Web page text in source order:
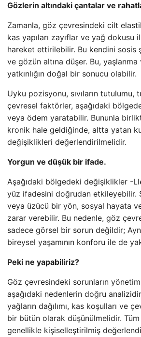
Gözlerin altındaki çantalar ve
Zamanla, göz çevresindeki cilt
kas yapıları zayıflar ve yağ dokusu
hareket ettirilebilir. Bu kendini sosis
ve gözün altına düşer. Bu,
yatkınlığın doğal bir sonucu olabilir.
Uyku pozisyonu, sıvıların tutulumu,
çevresel faktörler, aşağıdaki
veya ödem yaratabilir. Bununla
kronik hale geldiğinde, altta yatan
değişiklikleri değerlendirilmelidir.
Yorgun ve düşük bir ifade.
Aşağıdaki bölgedeki değişiklikler -
yüz ifadesini doğrudan etkileyebilir.
veya üzücü bir yön, sosyal hayata
zarar verebilir. Bu nedenle, göz
sadece görsel bir sorun değildir;
bireysel yaşamının konforu ile de
Peki ne yapabiliriz?
Göz çevresindeki sorunların
aşağıdaki nedenlerin doğru
yağların dağılımı, kas koşulları ve
bir bütün olarak düşünülmelidir.
genellikle kişiselleştirilmiş